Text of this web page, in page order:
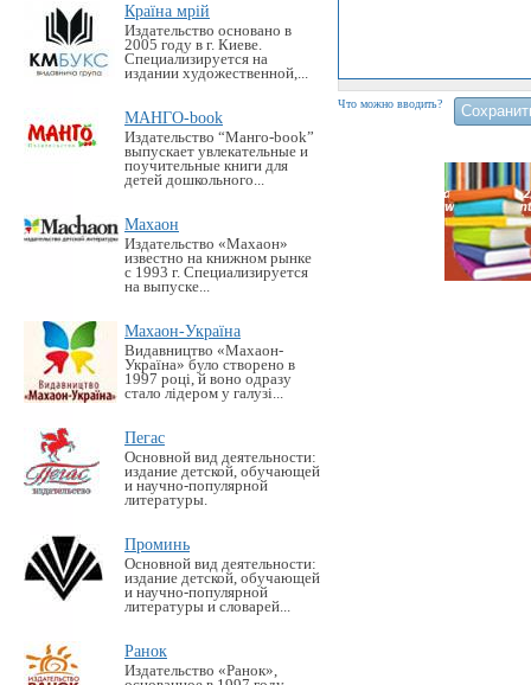
Країна мрій
Издательство основано в
2005 году в г. Киеве.
Специализируется на
издании художественной,...
МАНГО-book
Издательство “Манго-book”
выпускает увлекательные и
поучительные книги для
детей дошкольного...
Махаон
Издательство «Махаон»
известно на книжном рынке
с 1993 г. Специализируется
на выпуске...
Махаон-Україна
Видавництво «Махаон-
Україна» було створено в
1997 році, й воно одразу
стало лідером у галузі...
Пегас
Основной вид деятельности:
издание детской, обучающей
и научно-популярной
литературы.
Проминь
Основной вид деятельности:
издание детской, обучающей
и научно-популярной
литературы и словарей...
Ранок
Издательство «Ранок»,
Что можно вводить?